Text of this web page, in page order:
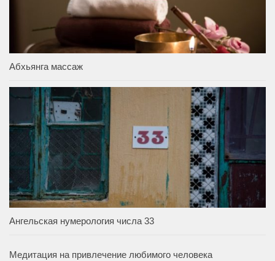
Абхьянга массаж
Ангельская нумерология числа 33
Медитация на привлечение любимого человека